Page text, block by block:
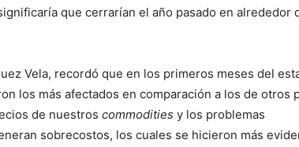
que cerrarían el año pasado en alrededor
Vela, recordó que en los primeros meses del
los más afectados en comparación a los de otros
de nuestros commodities y los problemas
sobrecostos, los cuales se hicieron más